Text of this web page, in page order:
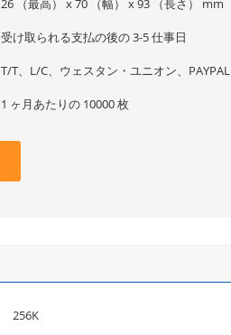
26 （最高） x 70 （幅） x 93 （長さ） mm
受け取られる支払の後の 3-5 仕事日
T/T、L/C、ウェスタン・ユニオン、PAYPAL
1 ヶ月あたりの 10000 枚
256K